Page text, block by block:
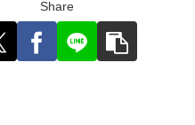
Share